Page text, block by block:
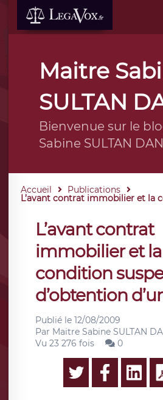
Maitre
SULTAN
Bienvenue sur le
Sabine SULTAN
Accueil Publications
L’avant contrat immobilier et la
L’avant contrat
immobilier et la
condition
d’obtention
Publié le 12/08/2009
Par Maitre Sabine SULTAN
Vu 23 276 fois
0